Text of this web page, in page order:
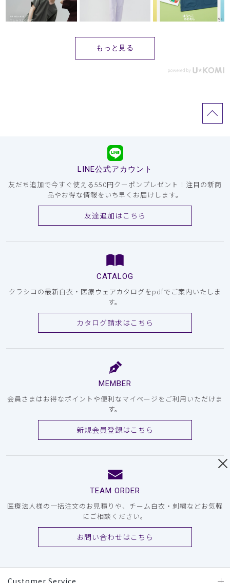
もっと見る
LINE公式アカウント
友だち追加で今すぐ使える550円クーポンプレゼント！注目の新商
品やお得な情報をいち早くお届けします。
友達追加はこちら
CATALOG
クラシコの最新白衣・医療ウェアカタログをpdfでご案内いたしま
す。
カタログ請求はこちら
MEMBER
会員さまはお得なポイントや便利なマイページをご利用いただけま
す。
新規会員登録はこちら
TEAM ORDER
医療法人様の一括注文のお見積りや、チーム白衣・刺繍などお気軽
にご相談ください。
お問い合わせはこちら
Customer Service